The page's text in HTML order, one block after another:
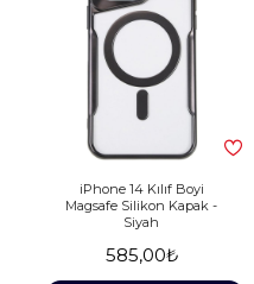
iPhone 14 Kılıf Boyi
Magsafe Silikon Kapak -
Siyah
585,00₺